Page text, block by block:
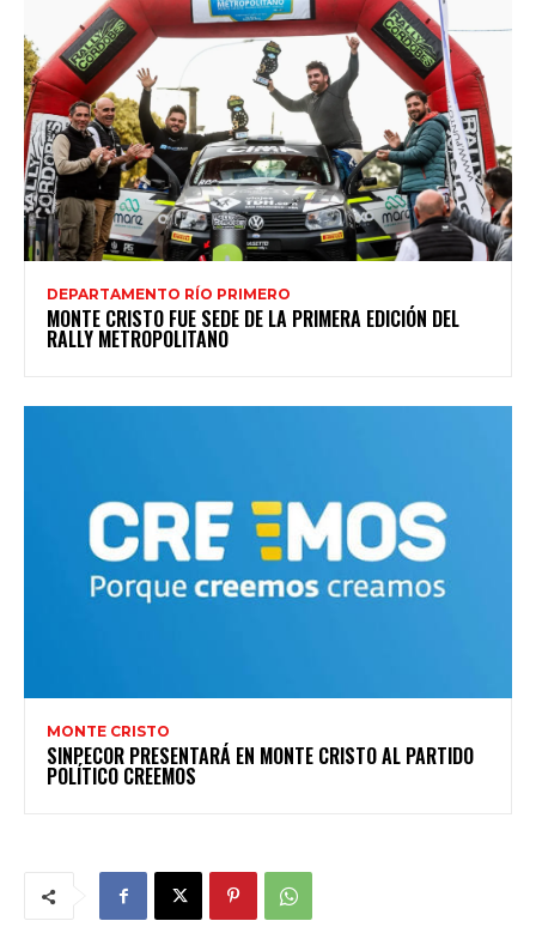
DEPARTAMENTO RÍO PRIMERO
MONTE CRISTO FUE SEDE DE LA PRIMERA EDICIÓN DEL
RALLY METROPOLITANO
MONTE CRISTO
SINPECOR PRESENTARÁ EN MONTE CRISTO AL PARTIDO
POLÍTICO CREEMOS